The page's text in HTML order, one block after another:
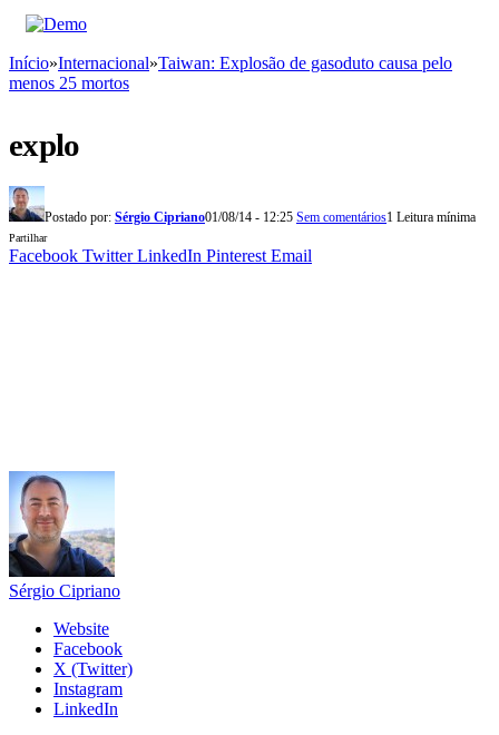
Início»Internacional»Taiwan: Explosão de gasoduto causa pelo
menos 25 mortos
explo
Postado por: Sérgio Cipriano01/08/14 - 12:25 Sem comentários1 Leitura mínima
Partilhar
Facebook Twitter LinkedIn Pinterest Email
Sérgio Cipriano
Website
Facebook
X (Twitter)
Instagram
LinkedIn